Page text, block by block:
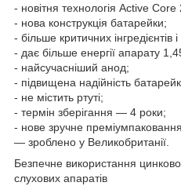
- новітня технологія Active Core
- нова конструкція батарейки;
- більше критичних інгредієнтів і
- дає більше енергії апарату
- найсучасніший анод;
- підвищена надійність
- не містить ртуті;
- термін зберігання — 4 роки;
- нове зручне
— зроблено у Великобританії.
Безпечне використання
слухових апаратів